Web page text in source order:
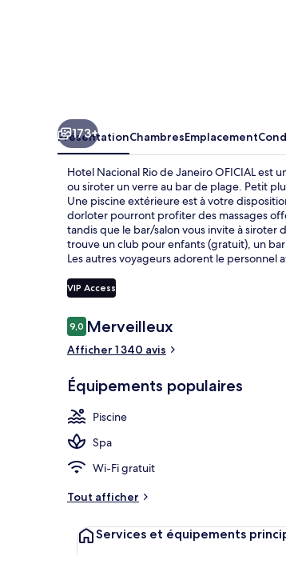
173+
PrésentationChambresEmplacement
Hotel Nacional Rio de Janeiro OFICIAL
ou siroter un verre au bar de plage. Petit
Une piscine extérieure est à votre
dorloter pourront profiter des massages
tandis que le bar/salon vous invite à siroter
trouve un club pour enfants (gratuit), un
Les autres voyageurs adorent le personnel
VIP Access
Avis
voyageurs
9,09,0 sur 10
Merveilleux
Afficher 1 340 avis
Équipements populaires
Piscine
Spa
Wi-Fi gratuit
Tout afficher
Services et équipements